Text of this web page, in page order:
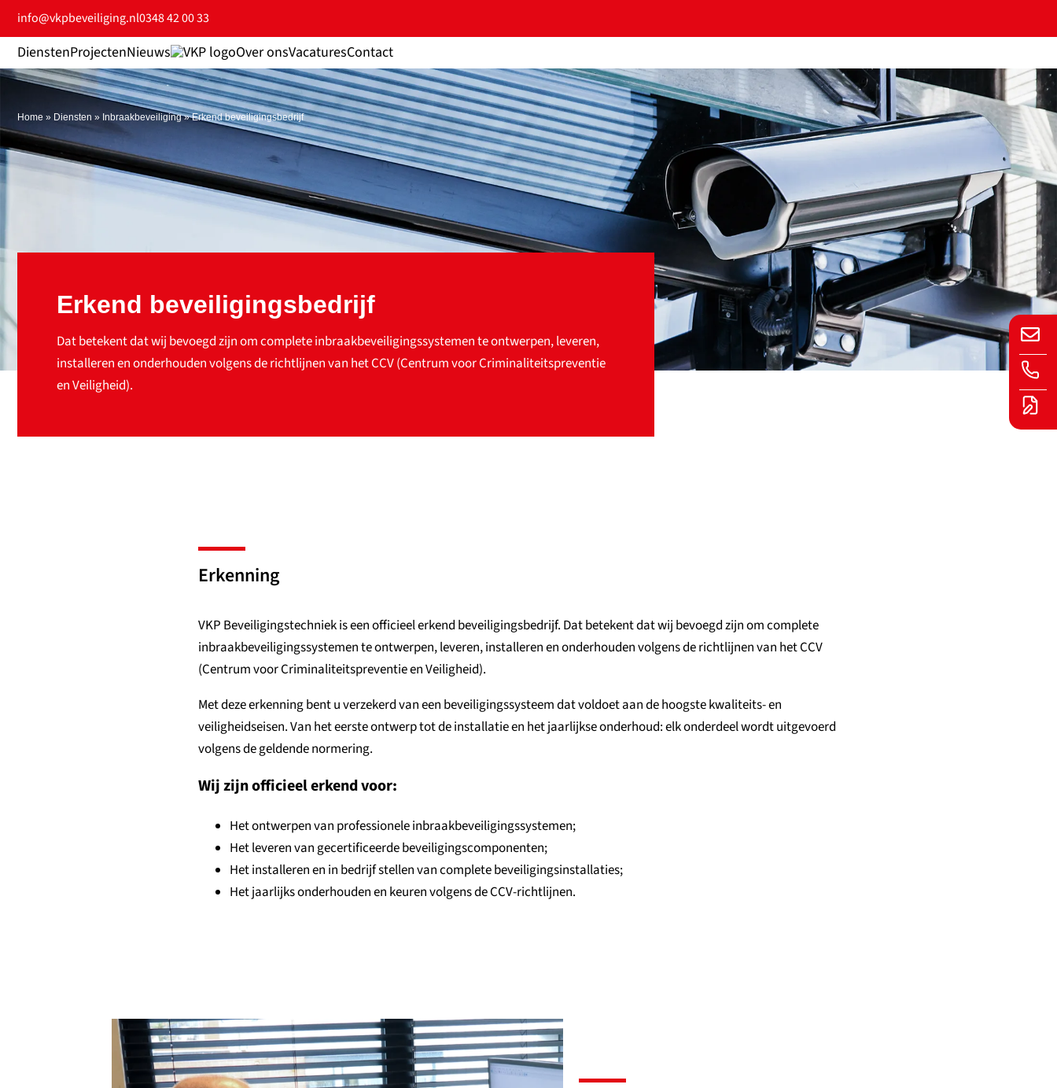
info@vkpbeveiliging.nl0348 42 00 33
DienstenProjectenNieuws Over onsVacaturesContact
Home » Diensten » Inbraakbeveiliging»Erkend beveiligingsbedrijf
Erkend beveiligingsbedrijf
Dat betekent dat wij bevoegd zijn om complete inbraakbeveiligingssystemen te ontwerpen, leveren,
installeren en onderhouden volgens de richtlijnen van het CCV (Centrum voor Criminaliteitspreventie
en Veiligheid).
Erkenning
VKP Beveiligingstechniek is een officieel erkend beveiligingsbedrijf. Dat betekent dat wij bevoegd zijn om complete
inbraakbeveiligingssystemen te ontwerpen, leveren, installeren en onderhouden volgens de richtlijnen van het CCV
(Centrum voor Criminaliteitspreventie en Veiligheid).
Met deze erkenning bent u verzekerd van een beveiligingssysteem dat voldoet aan de hoogste kwaliteits- en
veiligheidseisen. Van het eerste ontwerp tot de installatie en het jaarlijkse onderhoud: elk onderdeel wordt uitgevoerd
volgens de geldende normering.
Wij zijn officieel erkend voor:
Het ontwerpen van professionele inbraakbeveiligingssystemen;
Het leveren van gecertificeerde beveiligingscomponenten;
Het installeren en in bedrijf stellen van complete beveiligingsinstallaties;
Het jaarlijks onderhouden en keuren volgens de CCV-richtlijnen.